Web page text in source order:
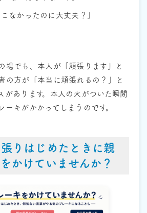
こなかったのに大丈夫？」
場でも、本人が「頑張ります」と
の方が「本当に頑張れるの？」と
があります。本人の火がついた瞬間
ーキがかかってしまうのです。
りはじめたときに親
かけていませんか？